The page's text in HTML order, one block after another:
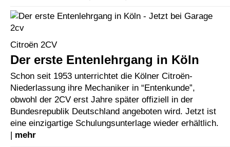
Citroën 2CV
Der erste Entenlehrgang in Köln
Schon seit 1953 unterrichtet die Kölner Citroën-
Niederlassung ihre Mechaniker in “Entenkunde”,
obwohl der 2CV erst Jahre später offiziell in der
Bundesrepublik Deutschland angeboten wird. Jetzt ist
eine einzigartige Schulungsunterlage wieder erhältlich.
mehr